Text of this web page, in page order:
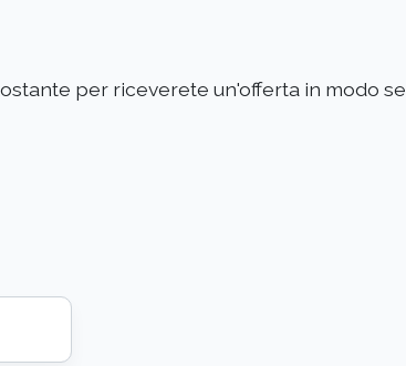
per riceverete un'offerta in modo